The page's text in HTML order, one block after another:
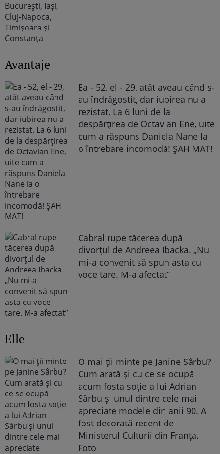
Avantaje
Ea - 52, el - 29, atât aveau când s-
au îndrăgostit, dar iubirea nu a
rezistat. La 6 luni de la
despărțirea de Octavian Ene, uite
cum a răspuns Daniela Nane la
o întrebare incomodă! ȘAH MAT!
Cabral rupe tăcerea după
divorțul de Andreea Ibacka. „Nu
mi-a convenit să spun asta cu
voce tare. M-a afectat”
Elle
O mai ții minte pe Janine Sârbu?
Cum arată și cu ce se ocupă
acum fosta soție a lui Adrian
Sârbu și unul dintre cele mai
apreciate modele din anii 90. A
fost decorată recent de
Ministerul Culturii din Franța.
Foto